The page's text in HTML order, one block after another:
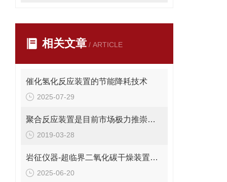
相关文章 / ARTICLE
催化氢化反应装置的节能降耗技术
2025-07-29
聚合反应装置是目前市场极力推崇的小型高压测试装备
2019-03-28
岩征仪器-超临界二氧化碳干燥装置解决方案
2025-06-20